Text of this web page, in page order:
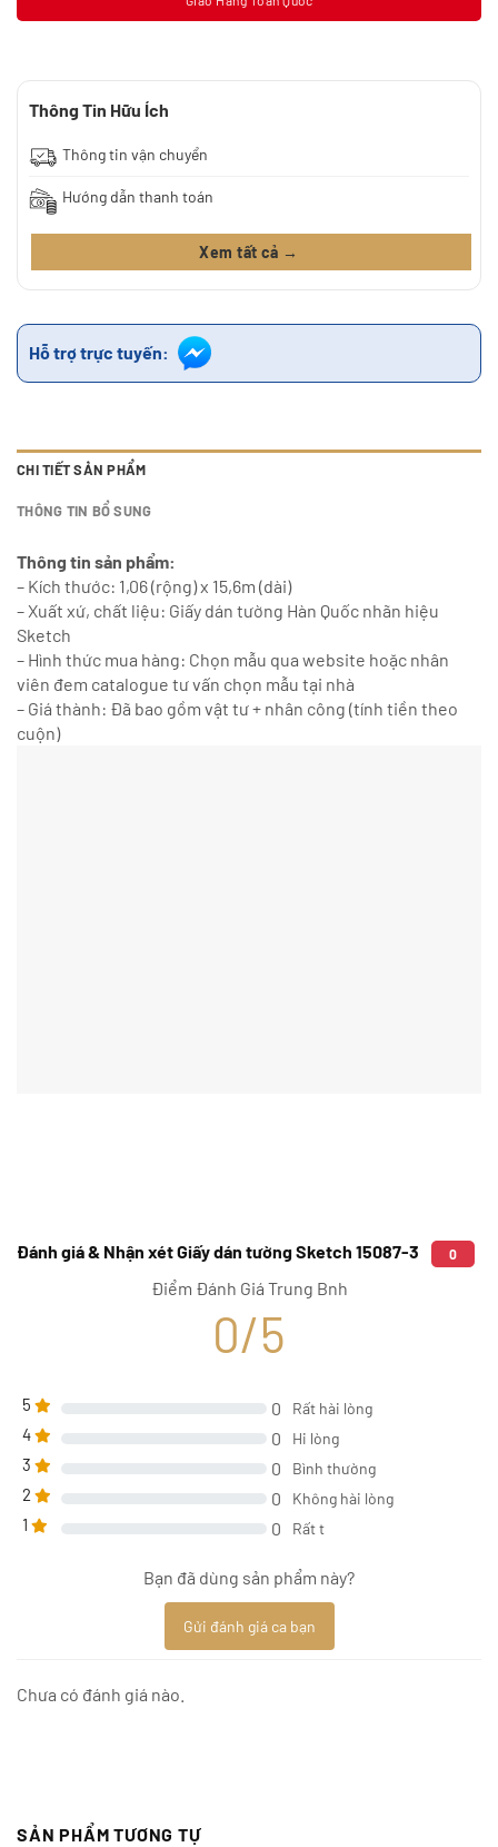
Thông Tin Hữu Ích
Thông tin vận chuyển
Hướng dẫn thanh toán
Xem tất cả →
Hỗ trợ trực tuyến:
CHI TIẾT SẢN PHẨM
THÔNG TIN BỔ SUNG
Thông tin sản phẩm:
– Kích thước: 1,06 (rộng) x 15,6m (dài)
– Xuất xứ, chất liệu: Giấy dán tường Hàn Quốc nhãn hiệu
Sketch
– Hình thức mua hàng: Chọn mẫu qua website hoặc nhân
viên đem catalogue tư vấn chọn mẫu tại nhà
– Giá thành: Đã bao gồm vật tư + nhân công (tính tiền theo
cuộn)
Đánh giá & Nhận xét Giấy dán tường Sketch 15087-3 0
Điểm Đánh Giá Trung Bnh
0/5
5 0 Rất hài lòng
4 0 Hi lòng
3 0 Bình thường
2 0 Không hài lòng
1 0 Rất t
Bạn đã dùng sản phẩm này?
Gửi đánh giá ca bạn
Chưa có đánh giá nào.
SẢN PHẨM TƯƠNG TỰ